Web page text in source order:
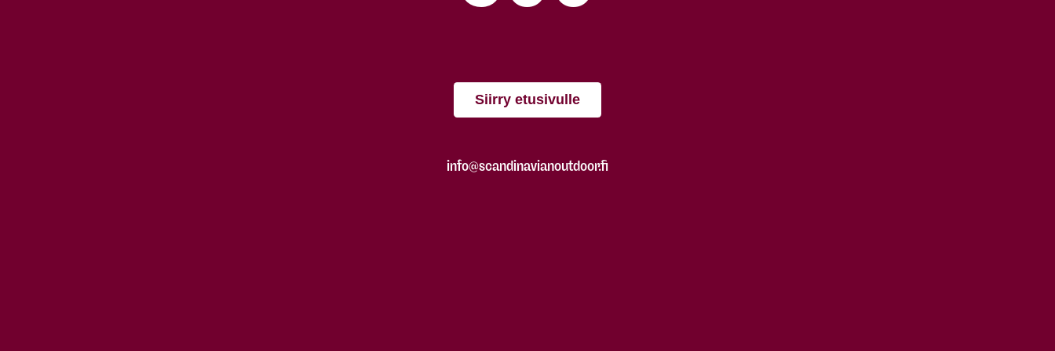
Siirry etusivulle
info@scandinavianoutdoor.fi